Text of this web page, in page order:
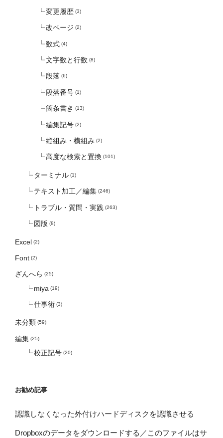
変更履歴 (3)
改ページ (2)
数式 (4)
文字数と行数 (8)
段落 (6)
段落番号 (1)
箇条書き (13)
編集記号 (2)
縦組み・横組み (2)
高度な検索と置換 (101)
ターミナル (1)
テキスト加工／編集 (246)
トラブル・質問・実践 (263)
図版 (8)
Excel (2)
Font (2)
ざんへら (25)
miya (19)
仕事術 (3)
未分類 (59)
編集 (25)
校正記号 (20)
お勧め記事
認識しなくなった外付けハードディスクを認識させる
Dropboxのデータをダウンロードする／このファイルはサ